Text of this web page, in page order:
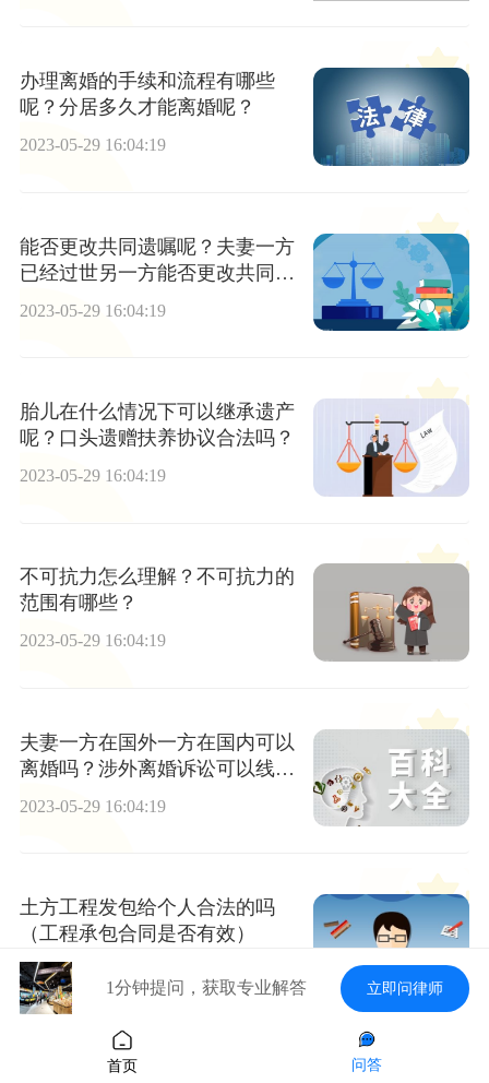
办理离婚的手续和流程有哪些
呢？分居多久才能离婚呢？
2023-05-29 16:04:19
能否更改共同遗嘱呢？夫妻一方
已经过世另一方能否更改共同遗
2023-05-29 16:04:19
胎儿在什么情况下可以继承遗产
呢？口头遗赠扶养协议合法吗？
2023-05-29 16:04:19
不可抗力怎么理解？不可抗力的
范围有哪些？
2023-05-29 16:04:19
夫妻一方在国外一方在国内可以
离婚吗？涉外离婚诉讼可以线上
2023-05-29 16:04:19
土方工程发包给个人合法的吗
（工程承包合同是否有效）
2023-05-29 16:04:19
哪些人不能成为董事长？董事长
1分钟提问，获取专业解答 立即问律师
首页 问答